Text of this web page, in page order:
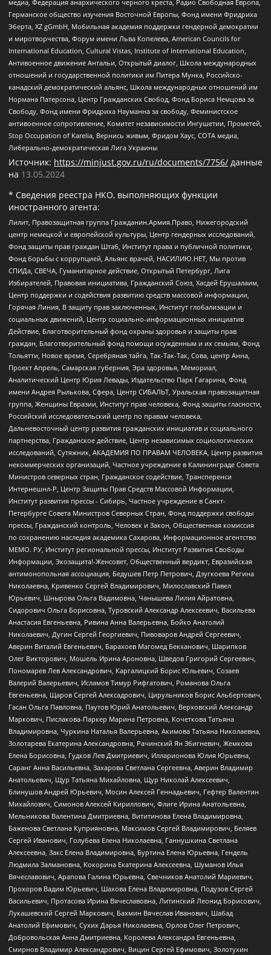
медиа, Федерация анархического черного креста, Радио Свободная Европа,
Германское общество изучения Восточной Европы, Фонд имени Фридриха
Эберта, XZ gGmbH, Мобильная академия поддержки гендерной демократии
и миротворчества, Форум имени Льва Копелева, American Councils for
International Education, Cultural Vistas, Institute of International Education,
Антивоенное движение Антальи, Открытый диалог, Школа международных
отношений и государственной политики им Питера Мунка, Российско-
канадский демократический альянс, Школа международных отношений им
Нормана Патерсона, Центр Гражданских Свобод, Фонд Бориса Немцова за
Свободу, Фонд имени Фридриха Науманна за свободу, Феминистское
антивоенное сопротивление, Комитет независимости Ингушетии, Прометей,
Stop Occupation of Karelia, Вернись живым, Фридом Хаус, СОТА медиа,
Либерально-демократическая Лига Украины
Источник: https://minjust.gov.ru/ru/documents/7756/ данные
на 13.05.2024
* Сведения реестра НКО, выполняющих функции
иностранного агента:
Лилит, Правозащитная группа Гражданин.Армия.Право, Нижегородский
центр немецкой и европейской культуры, Центр гендерных исследований,
Фонд защиты прав граждан Штаб, Институт права и публичной политики,
Фонд борьбы с коррупцией, Альянс врачей, НАСИЛИЮ.НЕТ, Мы против
СПИДа, СВЕЧА, Гуманитарное действие, Открытый Петербург, Лига
Избирателей, Правовая инициатива, Гражданский Союз, Хасдей Ерушалаим,
Центр поддержки и содействия развитию средств массовой информации,
Горячая Линия, В защиту прав заключенных, Институт глобализации и
социальных движений, Центр социально-информационных инициатив
Действие, Благотворительный фонд охраны здоровья и защиты прав
граждан, Благотворительный фонд помощи осужденным и их семьям, Фонд
Тольятти, Новое время, Серебряная тайга, Так-Так-Так, Сова, центр Анна,
Проект Апрель, Самарская губерния, Эра здоровья, Мемориал,
Аналитический Центр Юрия Левады, Издательство Парк Гагарина, Фонд
имени Андрея Рылькова, Сфера, Центр СИБАЛЬТ, Уральская правозащитная
группа, Женщины Евразии, Институт прав человека, Фонд защиты гласности,
Российский исследовательский центр по правам человека,
Дальневосточный центр развития гражданских инициатив и социального
партнерства, Гражданское действие, Центр независимых социологических
исследований, Сутяжник, АКАДЕМИЯ ПО ПРАВАМ ЧЕЛОВЕКА, Центр развития
некоммерческих организаций, Частное учреждение в Калининграде Совета
Министров северных стран, Гражданское содействие, Трансперенси
Интернешнл-Р, Центр Защиты Прав Средств Массовой Информации,
Институт развития прессы - Сибирь, Частное учреждение в Санкт-
Петербурге Совета Министров Северных Стран, Фонд поддержки свободы
прессы, Гражданский контроль, Человек и Закон, Общественная комиссия
по сохранению наследия академика Сахарова, Информационное агентство
МЕМО. РУ, Институт региональной прессы, Институт Развития Свободы
Информации, Экозащита!-Женсовет, Общественный вердикт, Евразийская
антимонопольная ассоциация, Бедушев Петр Петрович, Дзугкоева Регина
Николаевна, Кривенко Сергей Владимирович, Милославский Павел
Юрьевич, Шнырова Ольга Вадимовна, Чанышева Лилия Айратовна,
Сидорович Ольга Борисовна, Туровский Александр Алексеевич, Васильева
Анастасия Евгеньевна, Ривина Анна Валерьевна, Бойко Анатолий
Николаевич, Дугин Сергей Георгиевич, Пивоваров Андрей Сергеевич,
Аверин Виталий Евгеньевич, Барахоев Магомед Бекханович, Шарипков
Олег Викторович, Мошель Ирина Ароновна, Шведов Григорий Сергеевич,
Пономарев Лев Александрович, Каргалицкий Борис Юльевич, Созаев
Валерий Валерьевич, Исламов Тимур Рифгатович, Романова Ольга
Евгеньевна, Щаров Сергей Алексадрович, Цирульников Борис Альбертович,
Гасан Ольга Павловна, Паутов Юрий Анатольевич, Верховский Александр
Маркович, Пислакова-Паркер Марина Петровна, Кочеткова Татьяна
Владимировна, Чуркина Наталья Валерьевна, Акимова Татьяна Николаевна,
Золотарева Екатерина Александровна, Рачинский Ян Збигневич, Жемкова
Елена Борисовна, Гудков Лев Дмитриевич, Илларионова Юлия Юрьевна,
Саранг Анна Васильевна, Захарова Светлана Сергеевна, Аверин Владимир
Анатольевич, Щур Татьяна Михайловна, Щур Николай Алексеевич,
Блинушов Андрей Юрьевич, Мосин Алексей Геннадьевич, Гефтер Валентин
Михайлович, Симонов Алексей Кириллович, Флиге Ирина Анатольевна,
Мельникова Валентина Дмитриевна, Вититинова Елена Владимировна,
Баженова Светлана Куприяновна, Максимов Сергей Владимирович, Беляев
Сергей Иванович, Голубева Елена Николаевна, Ганнушкина Светлана
Алексеевна, Закс Елена Владимировна, Буртина Елена Юрьевна, Гендель
Людмила Залмановна, Кокорина Екатерина Алексеевна, Шуманов Илья
Вячеславович, Арапова Галина Юрьевна, Свечников Анатолий Мариевич,
Прохоров Вадим Юрьевич, Шахова Елена Владимировна, Подузов Сергей
Васильевич, Протасова Ирина Вячеславовна, Литинский Леонид Борисович,
Лукашевский Сергей Маркович, Бахмин Вячеслав Иванович, Шабад
Анатолий Ефимович, Сухих Дарья Николаевна, Орлов Олег Петрович,
Добровольская Анна Дмитриевна, Королева Александра Евгеньевна,
Смирнов Владимир Александрович, Вицин Сергей Ефимович, Золотухин